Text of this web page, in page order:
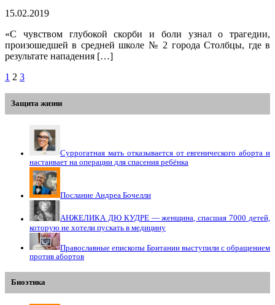
15.02.2019
«С чувством глубокой скорби и боли узнал о трагедии,
произошедшей в средней школе № 2 города Столбцы, где в
результате нападения […]
1 2 3
Защита жизни
Суррогатная мать отказывается от евгенического аборта и
настаивает на операции для спасения ребёнка
Послание Андреа Бочелли
АНЖЕЛИКА ДЮ КУДРЕ — женщина, спасшая 7000 детей,
которую не хотели пускать в медицину
Православные епископы Британии выступили с обращением
против абортов
Биоэтика